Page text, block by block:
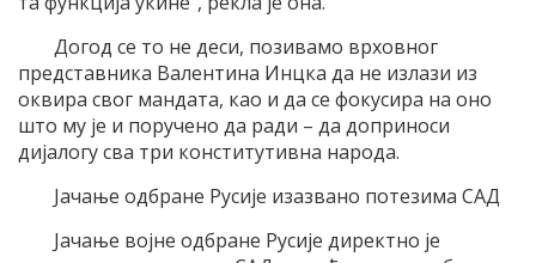
Догод се то не деси, позивамо врховног
представника Валентина Инцка да не излази из
оквира свог мандата, као и да се фокусира на оно
што му је и поручено да ради – да доприноси
дијалогу сва три конститутивна народа.
Јачање одбране Русије изазвано потезима САД
Јачање војне одбране Русије директно је